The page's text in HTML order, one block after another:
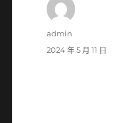
作
admin
發
2024 年 5 月 11 日